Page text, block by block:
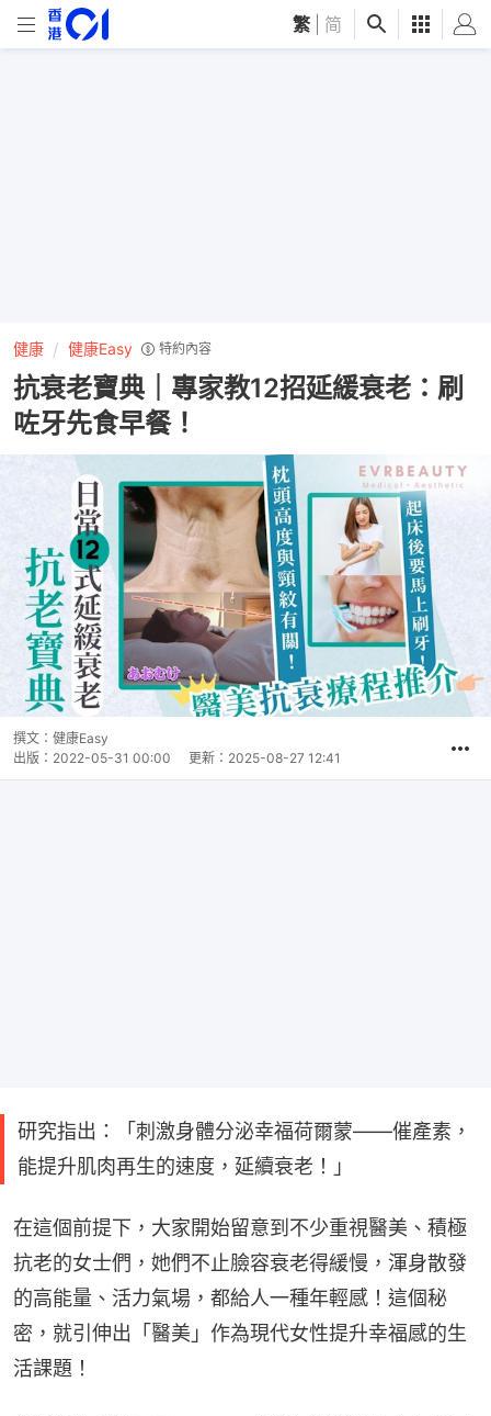
繁 简
健康 健康Easy 特約內容
抗衰老寶典｜專家教12招延緩衰老：刷
咗牙先食早餐！
撰文： 健康Easy
出版： 2022-05-31 00:00 更新： 2025-08-27 12:41
研究指出：「刺激身體分泌幸福荷爾蒙——催產素，
能提升肌肉再生的速度，延續衰老！」
在這個前提下，大家開始留意到不少重視醫美、積極
抗老的女士們，她們不止臉容衰老得緩慢，渾身散發
的高能量、活力氣場，都給人一種年輕感！這個秘
密，就引伸出「醫美」作為現代女性提升幸福感的生
活課題！